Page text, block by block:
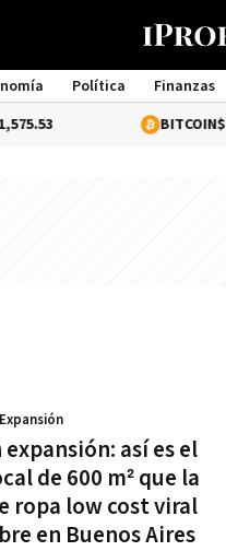
Política Finanzas
BITCOIN
expansión: así es el
de 600 m² que la
ropa low cost viral
en Buenos Aires